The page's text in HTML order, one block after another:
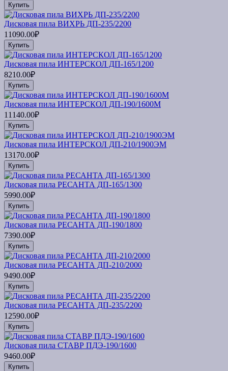
Купить
Дисковая пила ВИХРЬ ДП-235/2200
11090.00₽
Купить
Дисковая пила ИНТЕРСКОЛ ДП-165/1200
8210.00₽
Купить
Дисковая пила ИНТЕРСКОЛ ДП-190/1600М
11140.00₽
Купить
Дисковая пила ИНТЕРСКОЛ ДП-210/1900ЭМ
13170.00₽
Купить
Дисковая пила РЕСАНТА ДП-165/1300
5990.00₽
Купить
Дисковая пила РЕСАНТА ДП-190/1800
7390.00₽
Купить
Дисковая пила РЕСАНТА ДП-210/2000
9490.00₽
Купить
Дисковая пила РЕСАНТА ДП-235/2200
12590.00₽
Купить
Дисковая пила СТАВР ПДЭ-190/1600
9460.00₽
Купить